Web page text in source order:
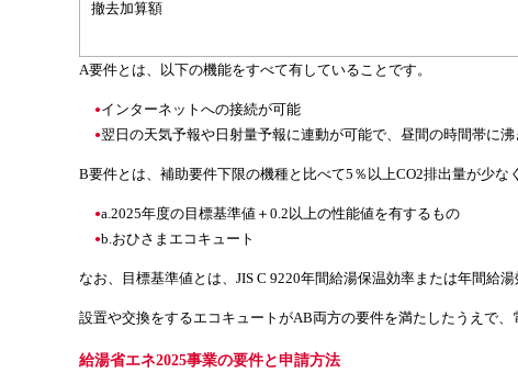
撤去加算額
A要件とは、以下の機能をすべて有していることです。
インターネットへの接続が可能
翌日の天気予報や日射量予報に連動が可能で、昼間の時間帯に
B要件とは、補助要件下限の機種と比べて5％以上CO2排出量が少な
a.2025年度の目標基準値＋0.2以上の性能値を有するもの
b.おひさまエコキュート
なお、目標基準値とは、JIS C 9220年間給湯保温効率または年間給
設置や交換をするエコキュートがAB両方の要件を満たしたうえで
給湯省エネ2025事業の要件と申請方法